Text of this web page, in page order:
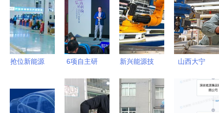
抢位新能源
电缆集团光
伏电缆市场
6项自主研
发布 江苏
常熟引领新
新兴能源技
“机器人”浪
潮下，我们
山西大宁